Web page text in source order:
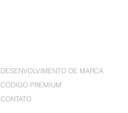
DESENVOLVIMENTO DE MARCA
CÓDIGO PREMIUM
CONTATO